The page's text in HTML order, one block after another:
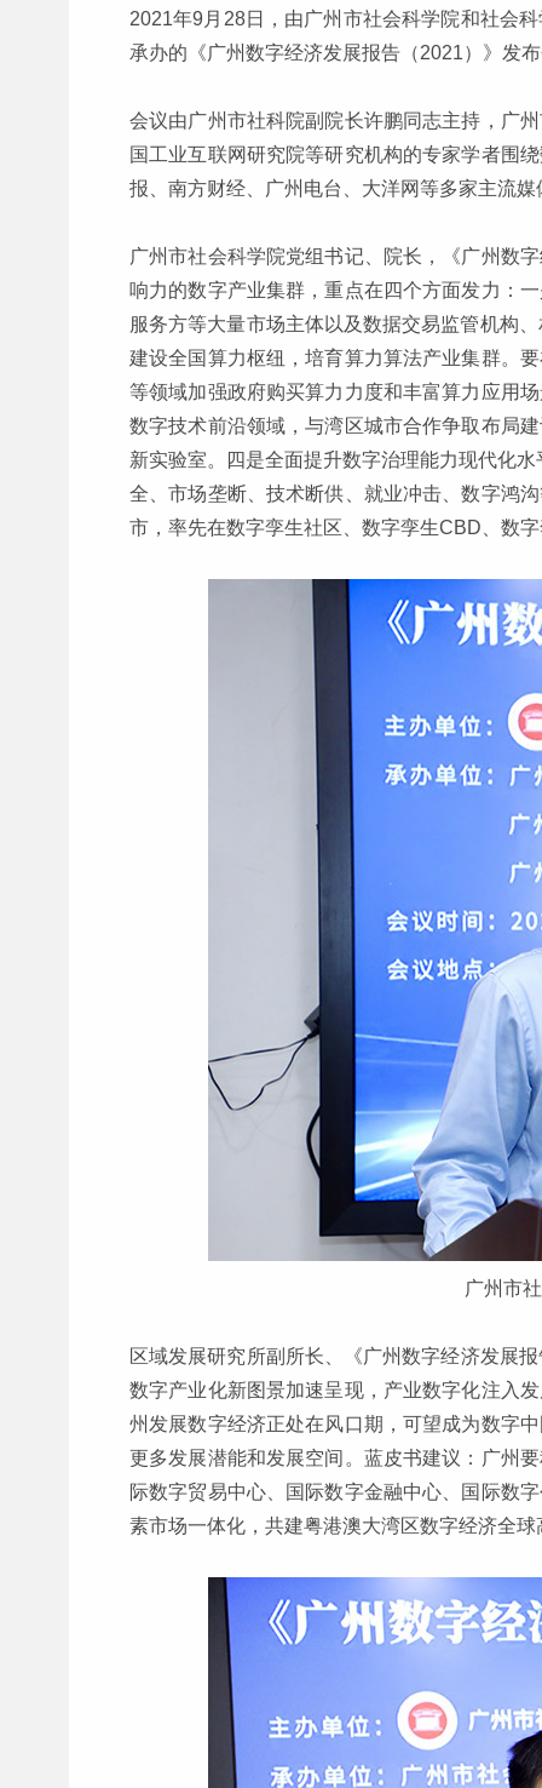
2021年9月28日，由广州市社会科学院和社会
承办的《广州数字经济发展报告（2021）》发
会议由广州市社科院副院长许鹏同志主持，广
国工业互联网研究院等研究机构的专家学者围
报、南方财经、广州电台、大洋网等多家主流
广州市社会科学院党组书记、院长，《广州数
响力的数字产业集群，重点在四个方面发力：
服务方等大量市场主体以及数据交易监管机构
建设全国算力枢纽，培育算力算法产业集群。
等领域加强政府购买算力力度和丰富算力应用
数字技术前沿领域，与湾区城市合作争取布局
新实验室。四是全面提升数字治理能力现代化
全、市场垄断、技术断供、就业冲击、数字鸿
市，率先在数字孪生社区、数字孪生CBD、数
广州市
区域发展研究所副所长、《广州数字经济发展
数字产业化新图景加速呈现，产业数字化注入
州发展数字经济正处在风口期，可望成为数字
更多发展潜能和发展空间。蓝皮书建议：广州
际数字贸易中心、国际数字金融中心、国际数
素市场一体化，共建粤港澳大湾区数字经济全